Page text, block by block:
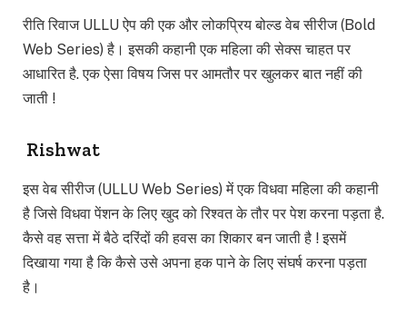
रीति रिवाज ULLU ऐप की एक और लोकप्रिय बोल्ड वेब सीरीज (Bold
Web Series) है। इसकी कहानी एक महिला की सेक्स चाहत पर
आधारित है. एक ऐसा विषय जिस पर आमतौर पर खुलकर बात नहीं की
जाती !
Rishwat
इस वेब सीरीज (ULLU Web Series) में एक विधवा महिला की कहानी
है जिसे विधवा पेंशन के लिए खुद को रिश्वत के तौर पर पेश करना पड़ता है.
कैसे वह सत्ता में बैठे दरिंदों की हवस का शिकार बन जाती है ! इसमें
दिखाया गया है कि कैसे उसे अपना हक पाने के लिए संघर्ष करना पड़ता
है।